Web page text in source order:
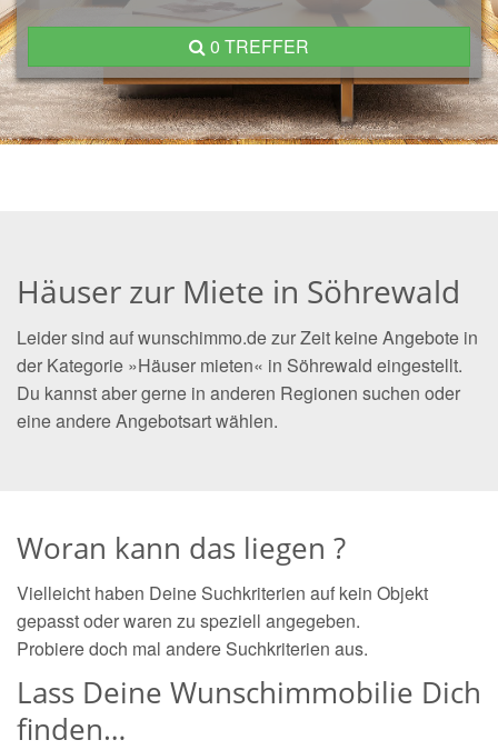
0 TREFFER
Häuser zur Miete in Söhrewald
Leider sind auf wunschimmo.de zur Zeit keine Angebote in
der Kategorie »Häuser mieten« in Söhrewald eingestellt.
Du kannst aber gerne in anderen Regionen suchen oder
eine andere Angebotsart wählen.
Woran kann das liegen ?
Vielleicht haben Deine Suchkriterien auf kein Objekt
gepasst oder waren zu speziell angegeben.
Probiere doch mal andere Suchkriterien aus.
Lass Deine Wunschimmobilie Dich
finden…